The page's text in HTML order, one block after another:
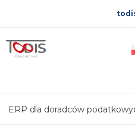
ERP dla doradców